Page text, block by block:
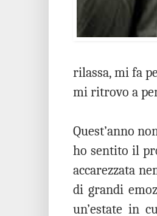
rilassa, mi fa
mi ritrovo a
Quest’anno
ho sentito il
accarezzata
di grandi
un’estate in